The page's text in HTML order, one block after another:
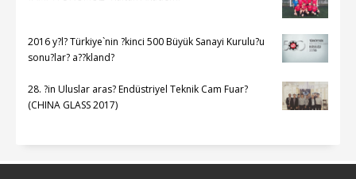
2016 y?l? Türkiye`nin ?kinci 500 Büyük Sanayi Kurulu?u
sonu?lar? a??kland?
28. ?in Uluslar aras? Endüstriyel Teknik Cam Fuar?
(CHINA GLASS 2017)